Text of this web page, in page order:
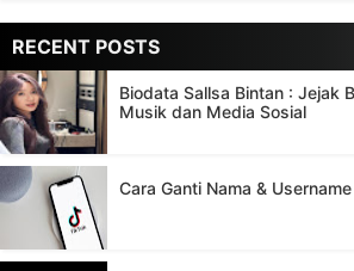
RECENT POSTS
Biodata Sallsa Bintan : Jejak
Musik dan Media Sosial
Cara Ganti Nama &